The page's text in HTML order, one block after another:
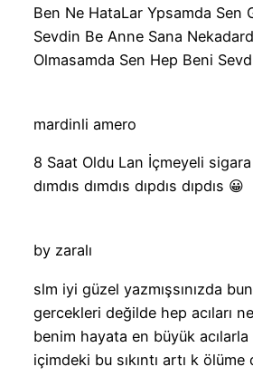
Ben Ne HataLar Ypsamda Sen
Sevdin Be Anne Sana
Olmasamda Sen Hep Beni
mardinli amero
‎8 Saat Oldu Lan İçmeyeli
dımdıs dımdıs dıpdıs dıpdıs 😀
by zaralı
slm iyi güzel yazmışsınızda
gercekleri değilde hep acıları
benim hayata en büyük acılarla
içimdeki bu sıkıntı artı k